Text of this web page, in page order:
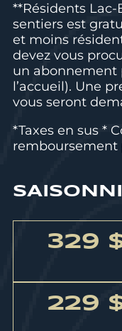
**Résidents Lac-
sentiers est
et moins
devez vous
un abonnement
l’accueil). Une
vous seront
*Taxes en sus *
remboursement
329
229